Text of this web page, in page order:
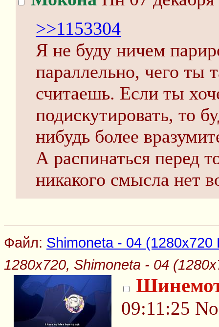
>>1153304
Я не буду ничем
параллельно, чего ты
считаешь. Если ты
подискутировать, то
нибудь более
А распинаться перед
никакого смысла нет
Файл: Shimoneta - 04
1280x720, Shimoneta - 04
09:11:25